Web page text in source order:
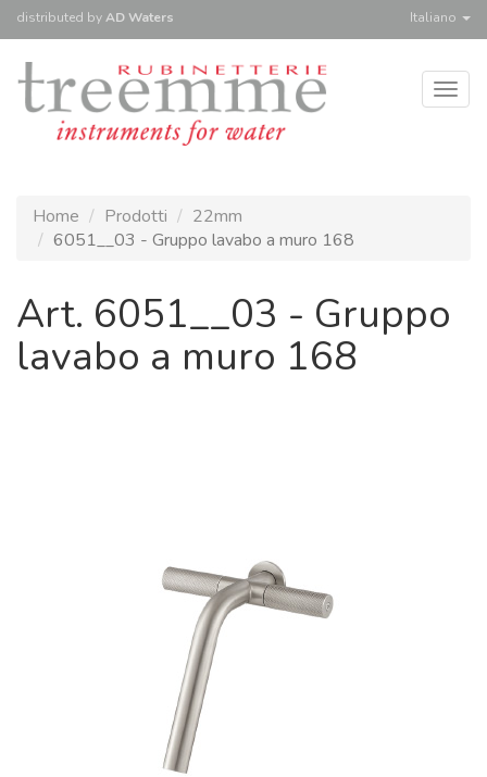
distributed byAD Waters Italiano
Home Prodotti
22mm
6051__03 - Gruppo lavabo a muro 168
Art. 6051__03 - Gruppo
lavabo a muro 168